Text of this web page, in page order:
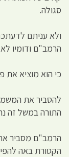
סגולה.
ולא עניתם
הרמב"ם ודומיו
כי הוא מוציא את
להסביר את
התורה במשל זה
הרמב"ם מסביר את
הקטורת באה